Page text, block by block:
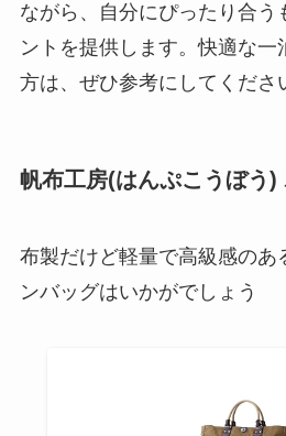
ながら、自分にぴったり合う
ントを提供します。快適な一
方は、ぜひ参考にしてくださ
帆布工房(はんぷこうぼう)
布製だけど軽量で高級感のあ
ンバッグはいかがでしょう